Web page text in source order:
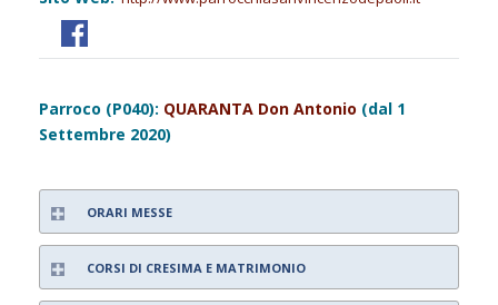
Parroco (P040): QUARANTA Don Antonio (dal 1
Settembre 2020)
ORARI MESSE
CORSI DI CRESIMA E MATRIMONIO